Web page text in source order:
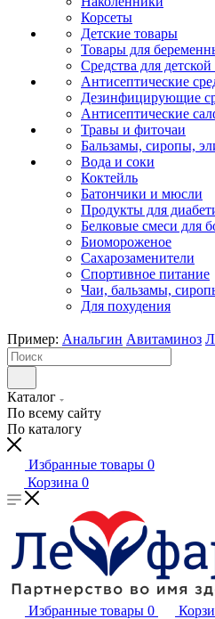
Корсеты
Детские товары
Товары для
Средства для
Антисептические
Дезинфицирующие
Антисептические
Травы и фиточаи
Бальзамы, сиропы,
Вода и соки
Коктейль
Батончики и мюсли
Продукты для
Белковые смеси для
Биомороженое
Сахарозаменители
Спортивное питание
Чаи, бальзамы,
Для похудения
Пример: Анальгин Авитаминоз
Каталог
По всему сайту
По каталогу
Избранные товары 0
Корзина 0
Избранные товары 0